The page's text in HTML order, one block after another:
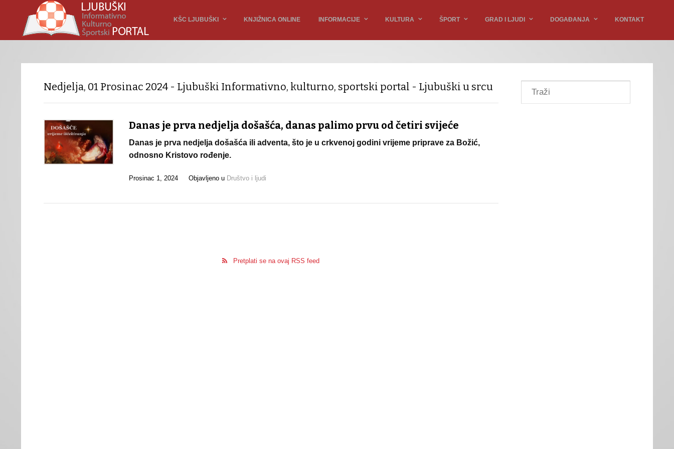
KŠC LJUBUŠKI KNJIŽNICA ONLINE INFORMACIJE KULTURA ŠPORT GRAD I LJUDI DOGAĐANJA KONTAKT
Nedjelja, 01 Prosinac 2024 - Ljubuški Informativno, kulturno, sportski portal - Ljubuški u srcu
Danas je prva nedjelja došašća, danas palimo prvu od četiri svijeće
Danas je prva nedjelja došašća ili adventa, što je u crkvenoj godini vrijeme priprave za Božić,
odnosno Kristovo rođenje.
Prosinac 1, 2024 Objavljeno u Društvo i ljudi
Pretplati se na ovaj RSS feed